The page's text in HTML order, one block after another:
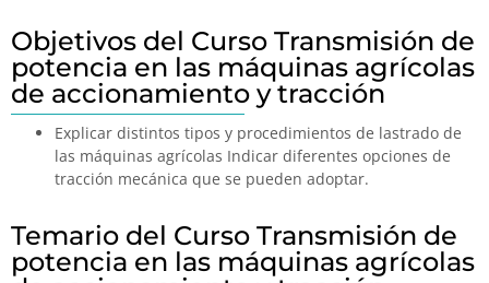
Objetivos del Curso Transmisión de
potencia en las máquinas agrícolas
de accionamiento y tracción
Explicar distintos tipos y procedimientos de lastrado de
las máquinas agrícolas Indicar diferentes opciones de
tracción mecánica que se pueden adoptar.
Temario del Curso Transmisión de
potencia en las máquinas agrícolas